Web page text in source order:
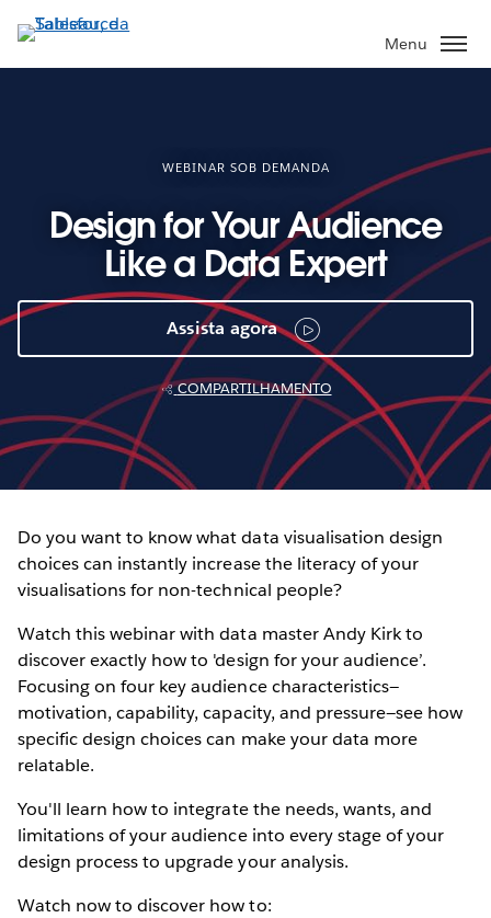
Pular
para
o
Menu
WEBINAR SOB DEMANDA
Design for Your Audience
Like a Data Expert
Assista agora
COMPARTILHAMENTO
Do you want to know what data visualisation design
choices can instantly increase the literacy of your
visualisations for non-technical people?
Watch this webinar with data master Andy Kirk to
discover exactly how to 'design for your audience’.
Focusing on four key audience characteristics—
motivation, capability, capacity, and pressure—see how
specific design choices can make your data more
relatable.
You'll learn how to integrate the needs, wants, and
limitations of your audience into every stage of your
design process to upgrade your analysis.
Watch now to discover how to: